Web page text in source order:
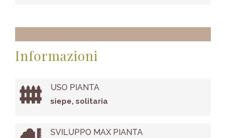
Informazioni
USO PIANTA
siepe, solitaria
SVILUPPO MAX PIANTA